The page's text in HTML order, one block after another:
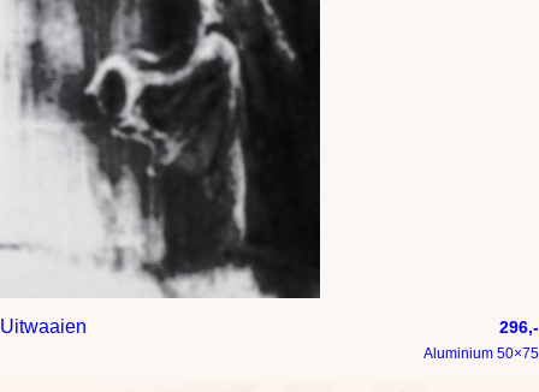
Uitwaaien 296,-
Aluminium 50×75